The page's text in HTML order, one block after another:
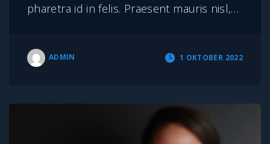
pharetra id in felis. Praesent mauris nisl,…
ADMIN 1 OKTOBER 2022